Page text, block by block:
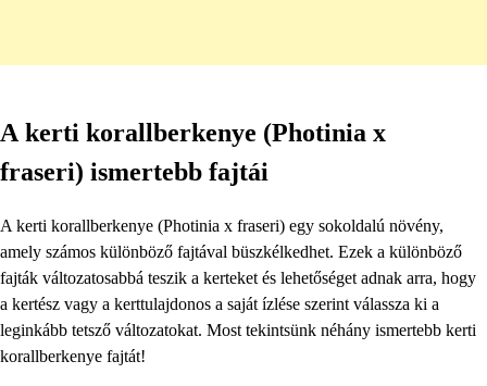
A kerti korallberkenye (Photinia x
fraseri) ismertebb fajtái
A kerti korallberkenye (Photinia x fraseri) egy sokoldalú növény,
amely számos különböző fajtával büszkélkedhet. Ezek a különböző
fajták változatosabbá teszik a kerteket és lehetőséget adnak arra, hogy
a kertész vagy a kerttulajdonos a saját ízlése szerint válassza ki a
leginkább tetsző változatokat. Most tekintsünk néhány ismertebb kerti
korallberkenye fajtát!